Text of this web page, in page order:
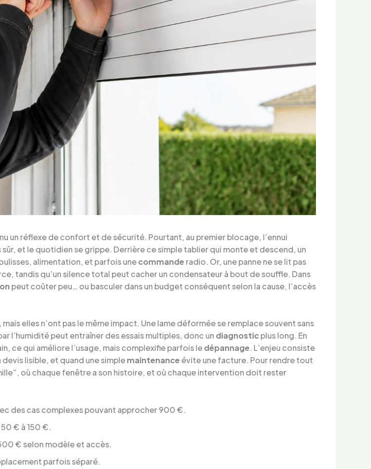
un réflexe de confort et de sécurité. Pourtant, au premier blocage, l’ennui
sûr, et le quotidien se grippe. Derrière ce simple tablier qui monte et descend, un
alimentation, et parfois unecommande radio. Or, une panne ne se lit pas
tandis qu’un silence total peut cacher un condensateur à bout de souffle. Dans
peut coûter peu… ou basculer dans un budget conséquent selon la cause, l’accès
mais elles n’ont pas le même impact. Une lame déformée se remplace souvent sans
l’humidité peut entraîner des essais multiples, donc un diagnosticplus long. En
ce qui améliore l’usage, mais complexifie parfois ledépannage. L’enjeu consiste
lisible, et quand une simplemaintenance évite une facture. Pour rendre tout
où chaque fenêtre a son histoire, et où chaque intervention doit rester
des cas complexes pouvant approcher 900 €.
€ à 150 €.
€ selon modèle et accès.
parfois séparé.